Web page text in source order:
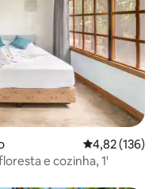
Classificação
4,82 (136)
e cozinha, 1'